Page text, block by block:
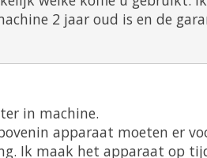
2 jaar oud is en de
in machine.
apparaat moeten er
Ik maak het apparaat op